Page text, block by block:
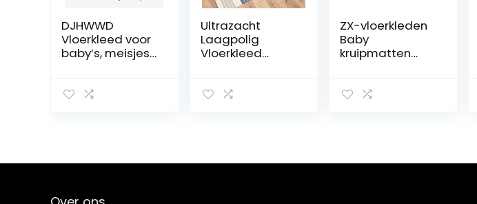
DJHWWD
Vloerkleed voor
baby’s, meisjes,
rechthoekig,
kinderkamer, 180
Ultrazacht
Laagpolig
Vloerkleed
Tapijten
Kinderen
ZX-vloerkleden
Baby
kruipmatten
en thuis